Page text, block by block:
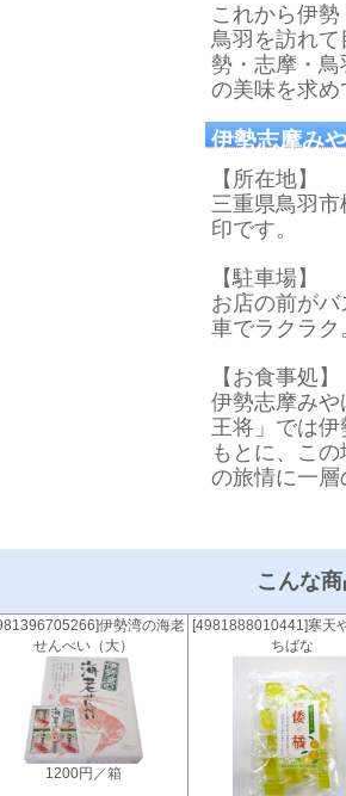
これから伊
鳥羽を訪れ
勢・志摩・
の美味を求
伊勢志摩み
【所在地】
三重県鳥羽
印です。
【駐車場】
お店の前が
車でラクラク
【お食事処】
伊勢志摩み
王将」では
もとに、こ
の旅情に一